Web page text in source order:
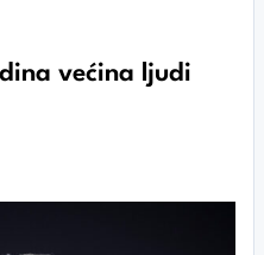
većina ljudi